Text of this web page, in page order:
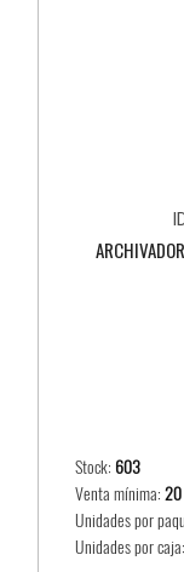
Stock: 603
Venta mínima:20
Unidades por
Unidades por